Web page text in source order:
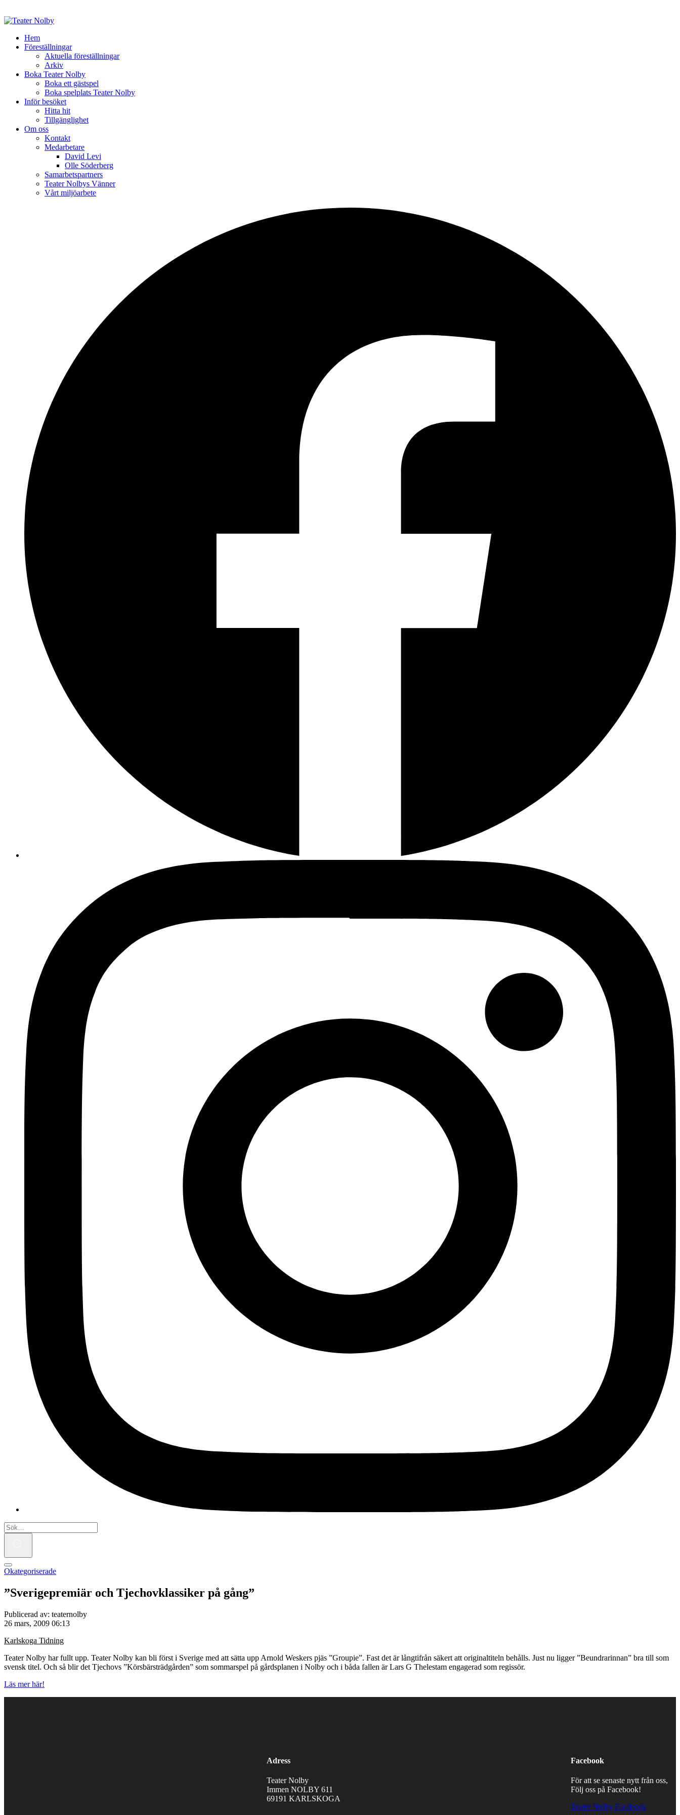
Hem
Föreställningar
Aktuella föreställningar
Arkiv
Boka Teater Nolby
Boka ett gästspel
Boka spelplats Teater Nolby
Inför besöket
Hitta hit
Tillgänglighet
Om oss
Kontakt
Medarbetare
David Levi
Olle Söderberg
Samarbetspartners
Teater Nolbys Vänner
Vårt miljöarbete
Okategoriserade
”Sverigepremiär och Tjechovklassiker på gång”
Publicerad av: teaternolby
26 mars, 2009 06:13
Karlskoga Tidning
Teater Nolby har fullt upp. Teater Nolby kan bli först i Sverige med att sätta upp Arnold Weskers pjäs ”Groupie”. Fast det är långtifrån säkert att originaltiteln behålls. Just nu ligger ”Beundrarinnan” bra till som
svensk titel. Och så blir det Tjechovs ”Körsbärsträdgården” som sommarspel på gårdsplanen i Nolby och i båda fallen är Lars G Thelestam engagerad som regissör.
Läs mer här!
Adress
Teater Nolby
Immen NOLBY 611
69191 KARLSKOGA
Facebook
För att se senaste nytt från oss,
Följ oss på Facebook!
Teater Nolby Facebook